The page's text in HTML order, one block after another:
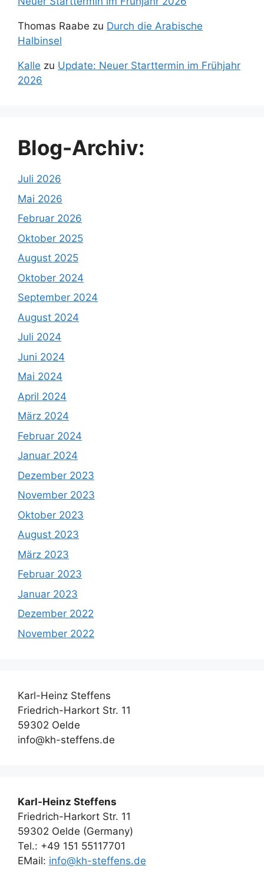
Thomas Raabe zu Durch die Arabische
Halbinsel
Kalle zu Update: Neuer Starttermin im Frühjahr
2026
Blog-Archiv:
Juli 2026
Mai 2026
Februar 2026
Oktober 2025
August 2025
Oktober 2024
September 2024
August 2024
Juli 2024
Juni 2024
Mai 2024
April 2024
März 2024
Februar 2024
Januar 2024
Dezember 2023
November 2023
Oktober 2023
August 2023
März 2023
Februar 2023
Januar 2023
Dezember 2022
November 2022
Karl-Heinz Steffens
Friedrich-Harkort Str. 11
59302 Oelde
info@kh-steffens.de
Karl-Heinz Steffens
Friedrich-Harkort Str. 11
59302 Oelde (Germany)
Tel.: +49 151 55117701
EMail: info@kh-steffens.de